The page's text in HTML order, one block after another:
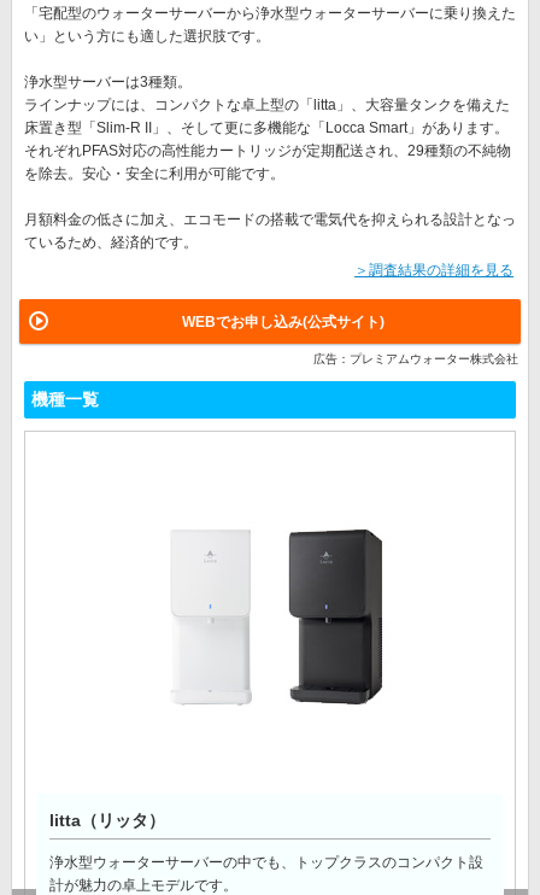
「宅配型のウォーターサーバーから浄水型ウォーターサーバーに乗り換えた
い」という方にも適した選択肢です。
浄水型サーバーは3種類。
ラインナップには、コンパクトな卓上型の「litta」、大容量タンクを備えた
床置き型「Slim-R II」、そして更に多機能な「Locca Smart」があります。
それぞれPFAS対応の高性能カートリッジが定期配送され、29種類の不純物
を除去。安心・安全に利用が可能です。
月額料金の低さに加え、エコモードの搭載で電気代を抑えられる設計となっ
ているため、経済的です。
＞調査結果の詳細を見る
WEBでお申し込み(公式サイト)
広告：プレミアムウォーター株式会社
機種一覧
litta（リッタ）
浄水型ウォーターサーバーの中でも、トップクラスのコンパクト設
計が魅力の卓上モデルです。